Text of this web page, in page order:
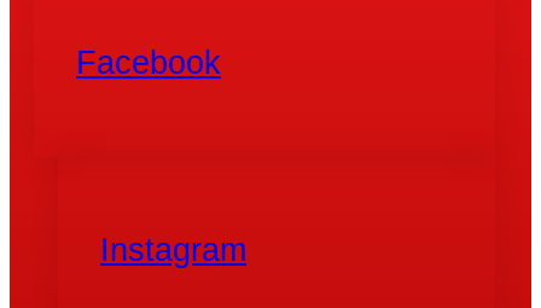
Facebook
Instagram